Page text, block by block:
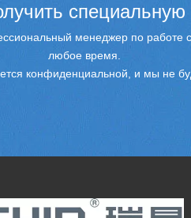
специальную
менеджер по работе
любое время.
конфиденциальной, и мы не